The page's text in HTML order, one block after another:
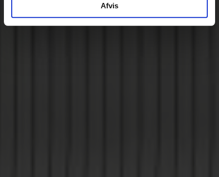
Afvis